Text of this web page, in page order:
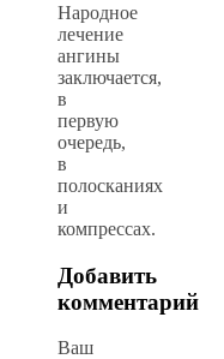
Народное
лечение
ангины
заключается,
в
первую
очередь,
в
полосканиях
и
компрессах.
Добавить
комментарий
Ваш